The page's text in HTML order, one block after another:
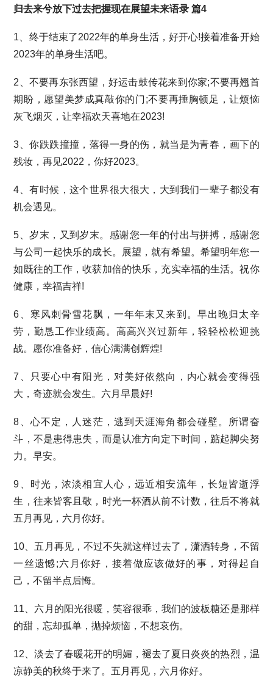
归去来兮放下过去把握现在展望未来语录 篇4
1、终于结束了2022年的单身生活，好开心!接着准备开始
2023年的单身生活吧。
2、不要再东张西望，好运击鼓传花来到你家;不要再翘首
期盼，愿望美梦成真敲你的门;不要再捶胸顿足，让烦恼
灰飞烟灭，让幸福欢天喜地在2023!
3、你跌跌撞撞，落得一身的伤，就当是为青春，画下的
残妆，再见2022，你好2023。
4、有时候，这个世界很大很大，大到我们一辈子都没有
机会遇见。
5、岁末，又到岁末。感谢您一年的付出与拼搏，感谢您
与公司一起快乐的成长。展望，就有希望。希望明年您一
如既往的工作，收获加倍的快乐，充实幸福的生活。祝你
健康，幸福吉祥!
6、寒风刺骨雪花飘，一年年末又来到。早出晚归太辛
劳，勤恳工作业绩高。高高兴兴过新年，轻轻松松迎挑
战。愿你准备好，信心满满创辉煌!
7、只要心中有阳光，对美好依然向，内心就会变得强
大，奇迹就会发生。六月早晨好!
8、心不定，人迷茫，逃到天涯海角都会碰壁。所谓奋
斗，不是患得患失，而是认准方向定下时间，踮起脚尖努
力。早安。
9、时光，浓淡相宜人心，远近相安流年，长短皆逝浮
生，往来皆客且敬，时光一杯酒从前不计数，往后不将就
五月再见，六月你好。
10、五月再见，不过不失就这样过去了，潇洒转身，不留
一丝遗憾;六月你好，接着做应该做好的事，对得起自
己，不留半点后悔。
11、六月的阳光很暖，笑容很乖，我们的波板糖还是那样
的甜，忘却孤单，抛掉烦恼，不想哀伤。
12、淡去了春暖花开的明媚，褪去了夏日炎炎的热烈，温
凉静美的秋终于来了。五月再见，六月你好。